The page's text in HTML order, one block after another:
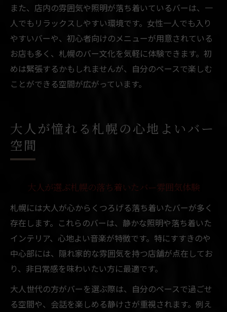
また、店内の雰囲気や照明が落ち着いているバーは、一
人でもリラックスしやすい環境です。女性一人でも入り
やすいバーや、初心者向けのメニューが用意されている
お店も多く、札幌のバー文化を気軽に体験できます。初
めは緊張するかもしれませんが、自分のペースで楽しむ
ことができる空間が広がっています。
大人が憧れる札幌の心地よいバー
空間
大人が選ぶ札幌の落ち着いたバー雰囲気体験
札幌には大人が心からくつろげる落ち着いたバーが多く
存在します。これらのバーは、静かな照明や落ち着いた
インテリア、心地よい音楽が特徴です。特にすすきのや
中心部には、隠れ家的な雰囲気を持つ店舗が点在してお
り、非日常感を味わいたい方に最適です。
大人世代の方がバーを選ぶ際は、自分のペースで過ごせ
る空間や、会話を楽しめる静けさが重視されます。例え